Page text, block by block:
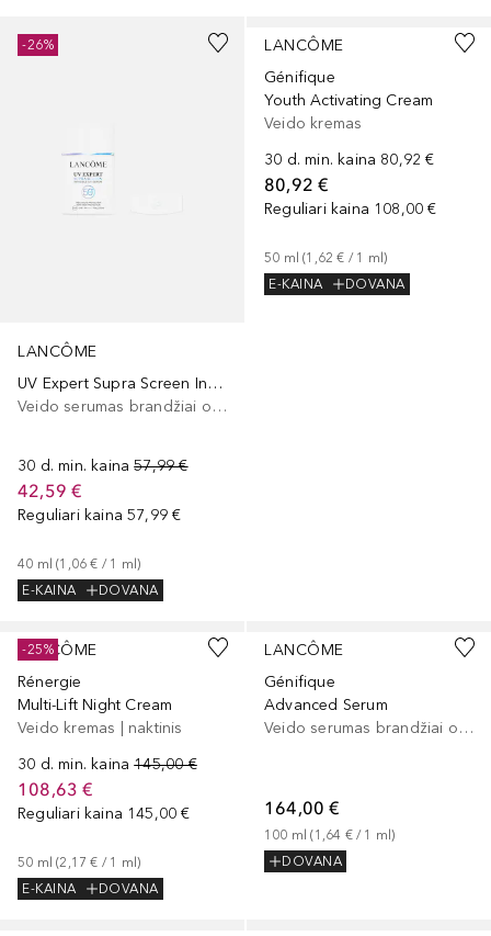
LANCÔME
UV Expert Supra Screen Invisible UV Serum SPF 50+
Veido serumas brandžiai odai
30 d. min. kaina 57,99 €
42,59 €
Reguliari kaina 57,99 €
40 ml (1,06 € / 1 ml)
E-KAINA
DOVANA
-26%
LANCÔME
Génifique
Youth Activating Cream
Veido kremas
30 d. min. kaina 80,92 €
80,92 €
Reguliari kaina 108,00 €
50 ml (1,62 € / 1 ml)
E-KAINA
DOVANA
LANCÔME
Rénergie
Multi-Lift Night Cream
Veido kremas | naktinis
30 d. min. kaina 145,00 €
108,63 €
Reguliari kaina 145,00 €
50 ml (2,17 € / 1 ml)
E-KAINA
DOVANA
-25%
LANCÔME
Génifique
Advanced Serum
Veido serumas brandžiai odai
164,00 €
100 ml (1,64 € / 1 ml)
DOVANA